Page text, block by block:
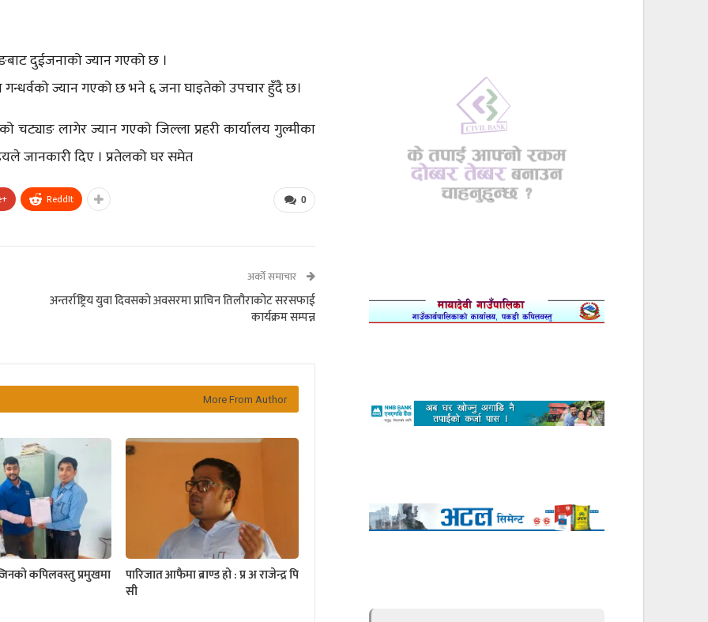
दुईजनाको ज्यान गएको छ ।
गन्धर्वको ज्यान गएको छ भने ६ जना घाइतेको उपचार हुँदै छ।
चट्याङ लागेर ज्यान गएको जिल्ला प्रहरी कार्यालय गुल्मीका
जानकारी दिए । प्रतेलको घर समेत
0
ReddIt
अर्को समाचार
अन्तर्राष्ट्रिय युवा दिवसकाे अवसरमा प्राचिन तिलौराकोट सरसफाई
कार्यक्रम सम्पन्न
More From Author
कपिलवस्तु प्रमुखमा
पारिजात आफैमा ब्राण्ड हो : प्र अ राजेन्द्र पि
सी